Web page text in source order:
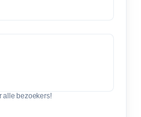
alle bezoekers!